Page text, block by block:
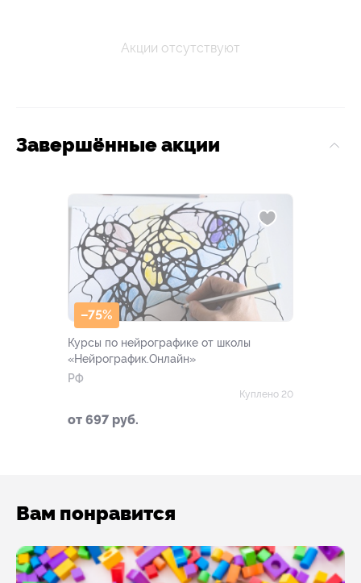
Акции отсутствуют
Завершённые акции
–75%
Курсы по нейрографике от школы
«Нейрографик.Онлайн»
РФ
от 697 руб.
Куплено 20
Вам понравится